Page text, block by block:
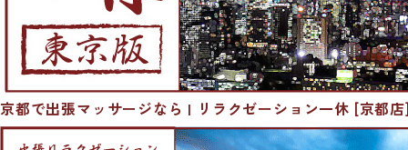
京都で出張マッサージなら | リラクゼーション一休 [京都